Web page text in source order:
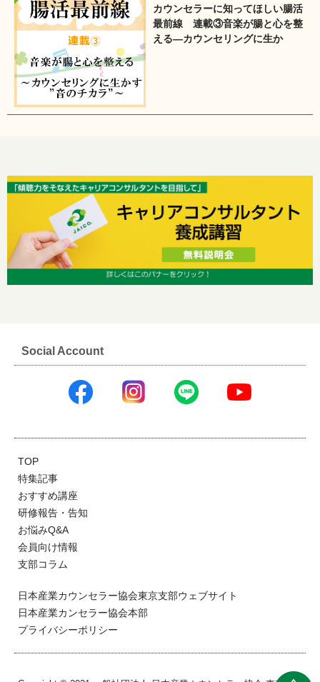
カウンセラーに知ってほしい腸活
最前線 連載③音楽が腸と心を整
える―カウンセリングに生か
Social Account
TOP
特集記事
おすすめ講座
研修報告・告知
お悩みQ&A
会員向け情報
支部コラム
日本産業カウンセラー協会東京支部ウェブサイト
日本産業カンセラー協会本部
プライバシーポリシー